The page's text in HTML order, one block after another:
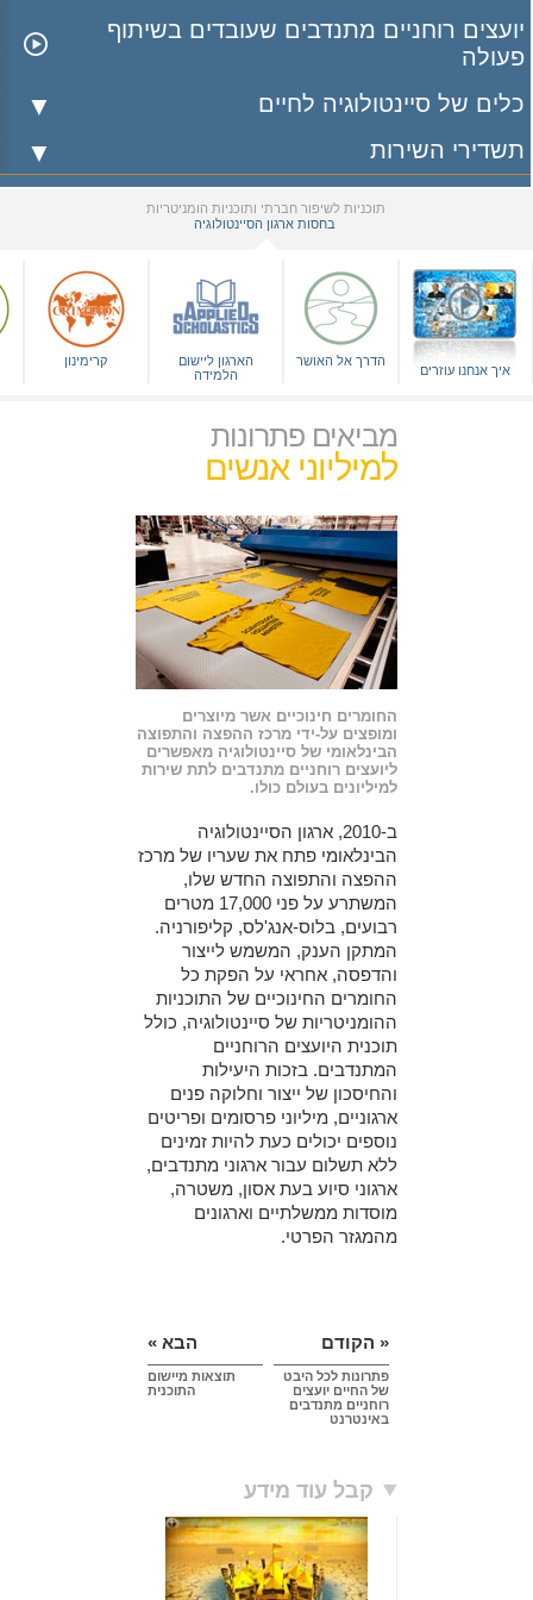
יועצים רוחניים מתנדבים שעובדים בשיתוף
פעולה
כלים של סיינטולוגיה לחיים
תשדירי השירות
תוכניות לשיפור חברתי ותוכניות הומניטריות
בחסות ארגון הסיינטולוגיה
איך אנחנו עוזרים
הדרך אל האושר
הארגון ליישום
הלמידה
קרימינון
מביאים פתרונות
למיליוני אנשים
החומרים חינוכיים אשר מיוצרים
ומופצים על-ידי מרכז ההפצה והתפוצה
הבינלאומי של סיינטולוגיה מאפשרים
ליועצים רוחניים מתנדבים לתת שירות
למיליונים בעולם כולו.
ב-2010, ארגון הסיינטולוגיה
הבינלאומי פתח את שעריו של מרכז
ההפצה והתפוצה החדש שלו,
המשתרע על פני 17,000 מטרים
רבועים, בלוס-אנג'לס, קליפורניה.
המתקן הענק, המשמש לייצור
והדפסה, אחראי על הפקת כל
החומרים החינוכיים של התוכניות
ההומניטריות של סיינטולוגיה, כולל
תוכנית היועצים הרוחניים
המתנדבים. בזכות היעילות
והחיסכון של ייצור וחלוקה פנים
ארגוניים, מיליוני פרסומים ופריטים
נוספים יכולים כעת להיות זמינים
ללא תשלום עבור ארגוני מתנדבים,
ארגוני סיוע בעת אסון, משטרה,
מוסדות ממשלתיים וארגונים
מהמגזר הפרטי.
« הקודם
פתרונות לכל היבט
של החיים יועצים
רוחניים מתנדבים
באינטרנט
הבא »
תוצאות מיישום
התוכנית
קבל עוד מידע